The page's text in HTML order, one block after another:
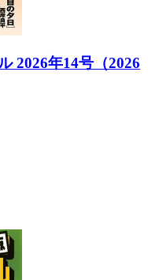
2026年14号（2026